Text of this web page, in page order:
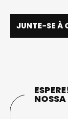
JUNTE-SE À
NOSSA